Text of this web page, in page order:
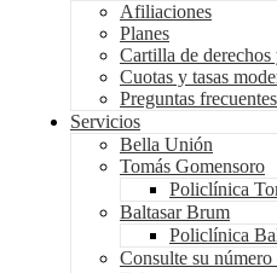
Afiliaciones
Planes
Cartilla de derechos
Cuotas y tasas
Preguntas frecuentes
Servicios
Bella Unión
Tomás Gomensoro
Policlínica
Baltasar Brum
Policlínica
Consulte su